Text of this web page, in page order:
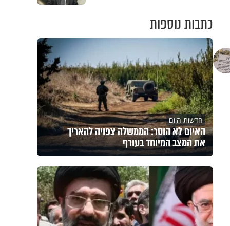
כתבות נוספות
חדשות היום
האיום לא הוסר: הממשלה צפויה להאריך
את המצב המיוחד בעורף